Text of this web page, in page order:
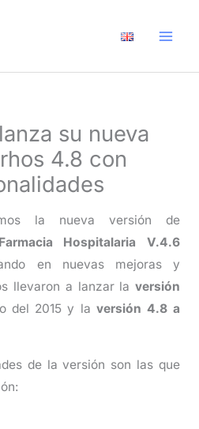
su nueva
4.8 con
la nueva versión de
Hospitalaria V.4.6
en nuevas mejoras y
llevaron a lanzar laversión
del 2015 y la versión 4.8 a
de la versión son las que